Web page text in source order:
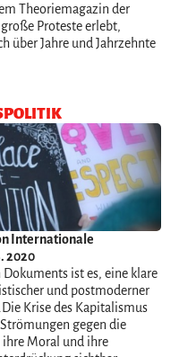
Theoriemagazin der
Proteste erlebt,
über Jahre und Jahrzehnte
Internationale
2020
Dokuments ist es, eine klare
und postmoderner
Krise des Kapitalismus
gegen die
ihre Moral und ihre